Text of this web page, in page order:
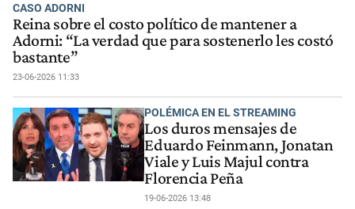
CASO ADORNI
Reina sobre el costo político de mantener a
Adorni: “La verdad que para sostenerlo les costó
bastante”
23-06-2026 11:33
POLÉMICA EN EL STREAMING
Los duros mensajes de
Eduardo Feinmann, Jonatan
Viale y Luis Majul contra
Florencia Peña
19-06-2026 13:48